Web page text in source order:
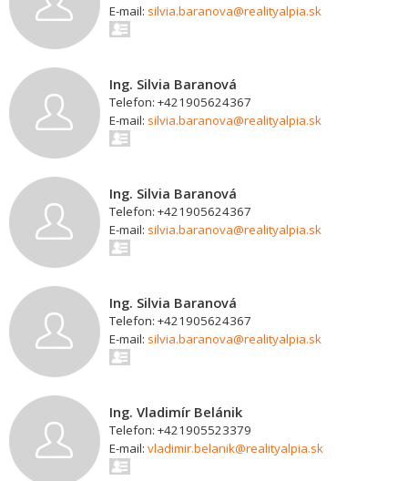
E-mail: silvia.baranova@realityalpia.sk
Ing. Silvia Baranová
Telefon: +421905624367
E-mail: silvia.baranova@realityalpia.sk
Ing. Silvia Baranová
Telefon: +421905624367
E-mail: silvia.baranova@realityalpia.sk
Ing. Silvia Baranová
Telefon: +421905624367
E-mail: silvia.baranova@realityalpia.sk
Ing. Vladimír Belánik
Telefon: +421905523379
E-mail: vladimir.belanik@realityalpia.sk